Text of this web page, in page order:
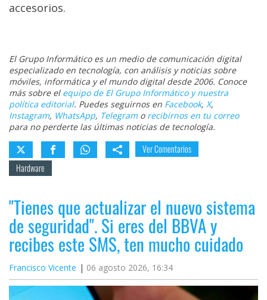
accesorios.
El Grupo Informático es un medio de comunicación digital
especializado en tecnología, con análisis y noticias sobre
móviles, informática y el mundo digital desde 2006. Conoce
más sobre el equipo de El Grupo Informático y nuestra
política editorial. Puedes seguirnos en Facebook, X,
Instagram, WhatsApp, Telegramo recibirnos en tu correo
para no perderte las últimas noticias de tecnología.
Ver Comentarios
Hardware
"Tienes que actualizar el nuevo sistema
de seguridad". Si eres del BBVA y
recibes este SMS, ten mucho cuidado
Francisco Vicente 06 agosto 2026, 16:34